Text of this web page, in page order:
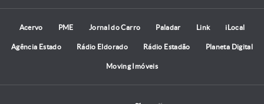
Acervo PME Jornal do Carro Paladar Link iLocal
Agência Estado Rádio Eldorado Rádio Estadão Planeta Digital
Moving Imóveis